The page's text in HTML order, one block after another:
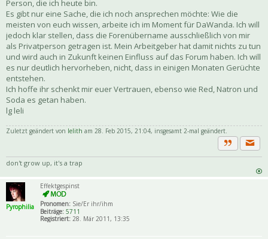
Person, die ich heute bin.
Es gibt nur eine Sache, die ich noch ansprechen möchte: Wie die
meisten von euch wissen, arbeite ich im Moment für DaWanda. Ich will
jedoch klar stellen, dass die Forenübername ausschließlich von mir
als Privatperson getragen ist. Mein Arbeitgeber hat damit nichts zu tun
und wird auch in Zukunft keinen Einfluss auf das Forum haben. Ich will
es nur deutlich hervorheben, nicht, dass in einigen Monaten Gerüchte
entstehen.
Ich hoffe ihr schenkt mir euer Vertrauen, ebenso wie Red, Natron und
Soda es getan haben.
lg leli
Zuletzt geändert von lelith am 28. Feb 2015, 21:04, insgesamt 2-mal geändert.
Zitat
don't grow up, it's a trap
Pyrophilia
Effektgespinst
Pronomen: Sie/Er ihr/ihm
Beiträge: 5711
Registriert: 28. Mär 2011, 13:35